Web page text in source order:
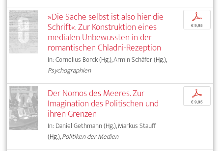
»Die Sache selbst ist also hier die
Schrift«. Zur Konstruktion eines
medialen Unbewussten in der
romantischen Chladni-Rezeption
In: Cornelius Borck (Hg.), Armin Schäfer (Hg.),
Psychographien
p
€ 9,95
Der Nomos des Meeres. Zur
Imagination des Politischen und
ihren Grenzen
In: Daniel Gethmann (Hg.), Markus Stauff
(Hg.),Politiken der Medien
p
€ 9,95